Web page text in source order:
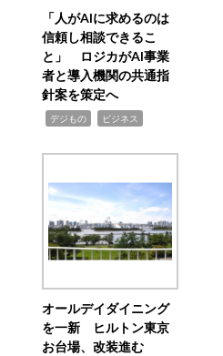
「人がAIに求めるのは
信頼し相談できるこ
と」 ロジカがAI事業
者と導入機関の共通指
針案を策定へ
デジもの ビジネス
オールデイダイニング
を一新 ヒルトン東京
お台場、改装進む